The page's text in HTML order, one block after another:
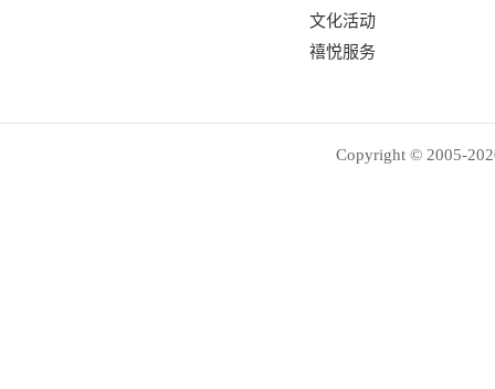
文化活动
禧悦服务
Copyright © 2005-